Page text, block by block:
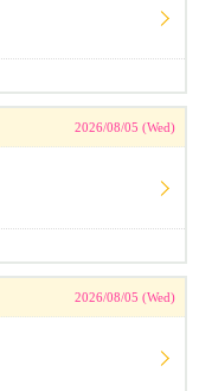
2026/08/05 (Wed)
2026/08/05 (Wed)